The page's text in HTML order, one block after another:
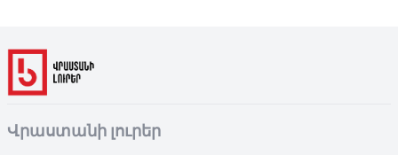
Վրաստանի լուրեր